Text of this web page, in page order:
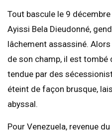
Tout bascule le 9
Ayissi Bela Dieudonné,
lâchement assassiné.
de son champ, il est tombé
tendue par des
éteint de façon brusque,
abyssal.
Pour Venezuela, revenue